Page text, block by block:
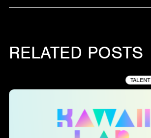
RELATED POSTS
TALENT